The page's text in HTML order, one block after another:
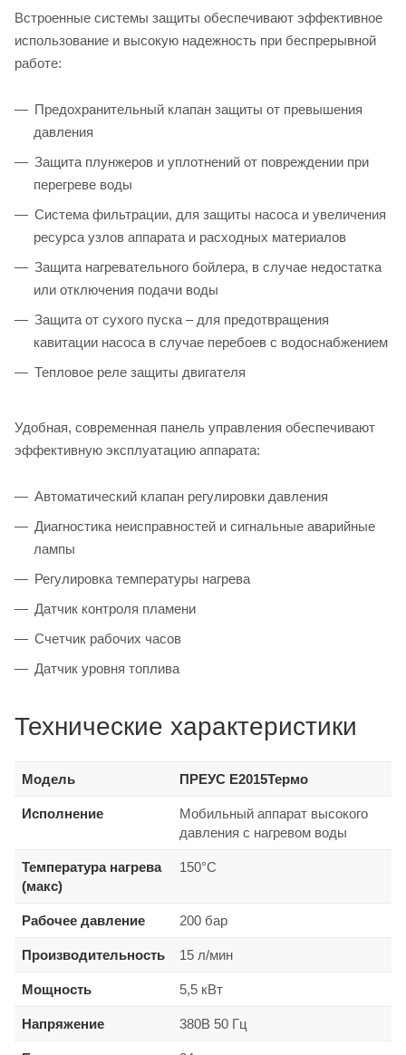
Встроенные системы защиты обеспечивают эффективное
использование и высокую надежность при беспрерывной
работе:
Предохранительный клапан защиты от превышения
давления
Защита плунжеров и уплотнений от повреждении при
перегреве воды
Система фильтрации, для защиты насоса и увеличения
ресурса узлов аппарата и расходных материалов
Защита нагревательного бойлера, в случае недостатка
или отключения подачи воды
Защита от сухого пуска – для предотвращения
кавитации насоса в случае перебоев с водоснабжением
Тепловое реле защиты двигателя
Удобная, современная панель управления обеспечивают
эффективную эксплуатацию аппарата:
Автоматический клапан регулировки давления
Диагностика неисправностей и сигнальные аварийные
лампы
Регулировка температуры нагрева
Датчик контроля пламени
Счетчик рабочих часов
Датчик уровня топлива
Технические характеристики
Модель ПРЕУС Е2015Термо
Исполнение
Мобильный аппарат высокого
давления с нагревом воды
Температура нагрева
(макс)
150°С
Рабочее давление 200 бар
Производительность 15 л/мин
Мощность 5,5 кВт
Напряжение 380В 50 Гц